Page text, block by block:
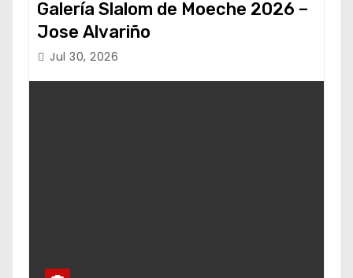
Galería Slalom de Moeche 2026 –
Jose Alvariño
Jul 30, 2026